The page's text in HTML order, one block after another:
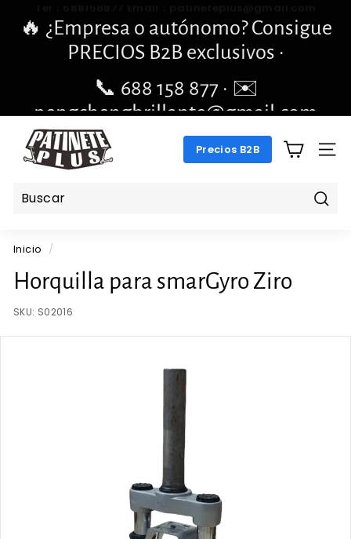
directamente
diapositivas
pausa
🔥 ¿Empresa o autónomo? Consigue
PRECIOS B2B exclusivos ·
📞 688 158 877 · ✉️
pengchengbrillante@gmail.com
A
T
E
L
U
Precios B2B
Inicio /
Horquilla para smarGyro Ziro
SKU: S02016